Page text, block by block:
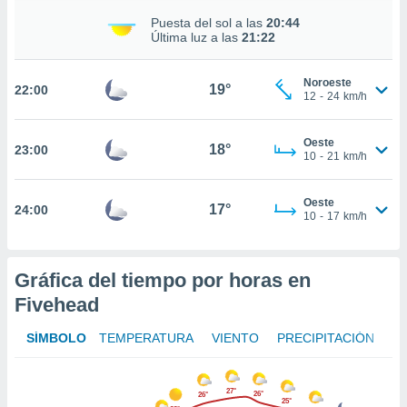
sean
para
ni para
Puedes
acceder a
web a
Puesta del sol a las 20:44
Última luz a las 21:22
22:00 19°
Noroeste
12 - 24 km/h
23:00 18°
Oeste
10 - 21 km/h
24:00 17°
Oeste
10 - 17 km/h
Gráfica del tiempo por horas en
Fivehead
SÍMBOLO TEMPERATURA VIENTO PRECIPITACIÓN
26° 27°
26°
25°